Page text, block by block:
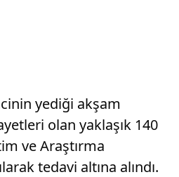
yediği akşam
olan yaklaşık 140
ve Araştırma
tedavi altına alındı.